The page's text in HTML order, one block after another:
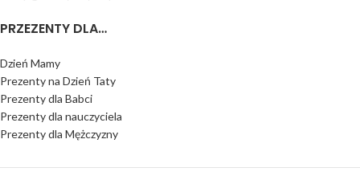
PRZEZENTY DLA…
Dzień Mamy
Prezenty na Dzień Taty
Prezenty dla Babci
Prezenty dla nauczyciela
Prezenty dla Mężczyzny